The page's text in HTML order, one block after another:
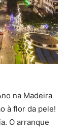
na Madeira
à flor da pele!
O arranque